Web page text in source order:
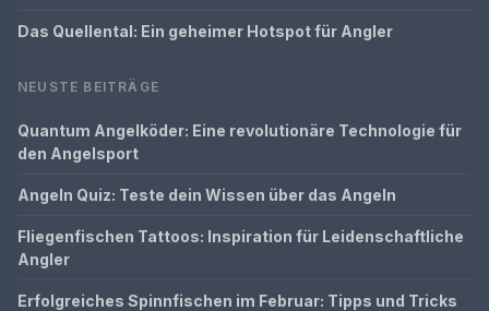
Das Quellental: Ein geheimer Hotspot für Angler
NEUSTE BEITRÄGE
Quantum Angelköder: Eine revolutionäre Technologie für
den Angelsport
Angeln Quiz: Teste dein Wissen über das Angeln
Fliegenfischen Tattoos: Inspiration für Leidenschaftliche
Angler
Erfolgreiches Spinnfischen im Februar: Tipps und Tricks